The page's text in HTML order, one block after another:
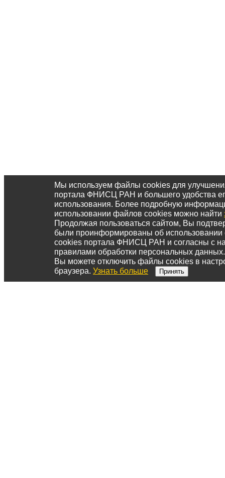
Мы используем файлы cookies для
портала ФНИСЦ РАН и большего удобства
использования. Более подробную
использовании файлов cookies можно найти
Продолжая пользоваться сайтом, Вы
были проинформированы об
cookies портала ФНИСЦ РАН и согласны с
правилами обработки персональных данных.
Вы можете отключить файлы cookies в
браузера. Узнать больше Принять